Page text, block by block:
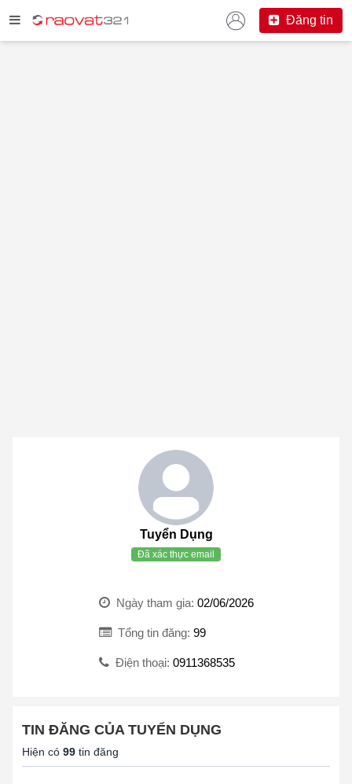
Đăng tin
Tuyển Dụng
Đã xác thực email
Ngày tham gia: 02/06/2026
Tổng tin đăng: 99
Điện thoại: 0911368535
TIN ĐĂNG CỦA TUYỂN DỤNG
Hiện có 99 tin đăng